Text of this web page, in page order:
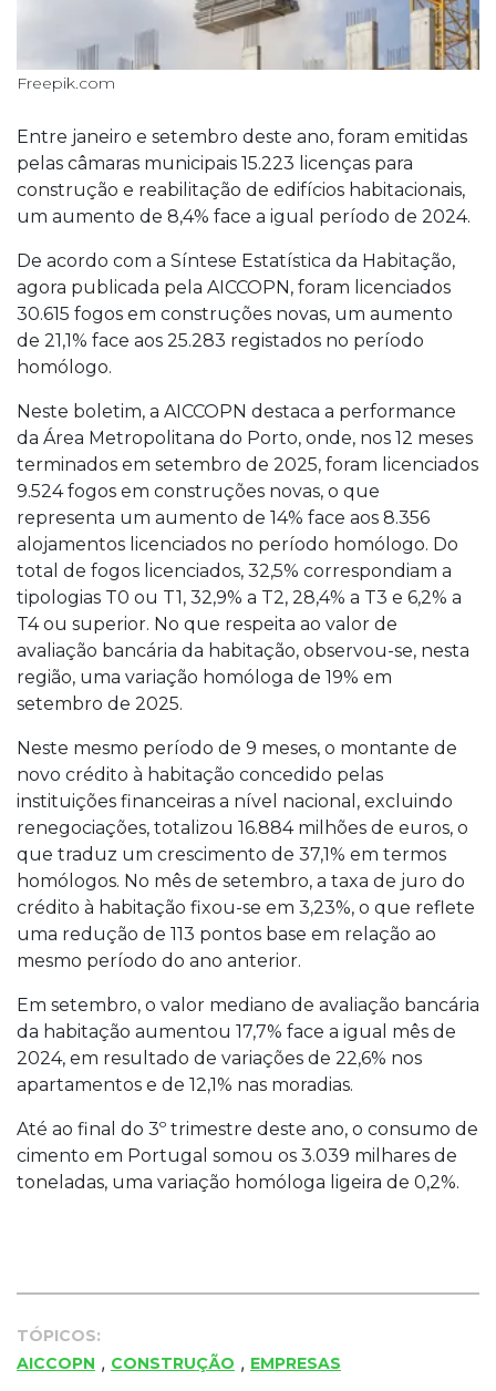
Freepik.com
Entre janeiro e setembro deste ano, foram emitidas
pelas câmaras municipais 15.223 licenças para
construção e reabilitação de edifícios habitacionais,
um aumento de 8,4% face a igual período de 2024.
De acordo com a Síntese Estatística da Habitação,
agora publicada pela AICCOPN, foram licenciados
30.615 fogos em construções novas, um aumento
de 21,1% face aos 25.283 registados no período
homólogo.
Neste boletim, a AICCOPN destaca a performance
da Área Metropolitana do Porto, onde, nos 12 meses
terminados em setembro de 2025, foram licenciados
9.524 fogos em construções novas, o que
representa um aumento de 14% face aos 8.356
alojamentos licenciados no período homólogo. Do
total de fogos licenciados, 32,5% correspondiam a
tipologias T0 ou T1, 32,9% a T2, 28,4% a T3 e 6,2% a
T4 ou superior. No que respeita ao valor de
avaliação bancária da habitação, observou-se, nesta
região, uma variação homóloga de 19% em
setembro de 2025.
Neste mesmo período de 9 meses, o montante de
novo crédito à habitação concedido pelas
instituições financeiras a nível nacional, excluindo
renegociações, totalizou 16.884 milhões de euros, o
que traduz um crescimento de 37,1% em termos
homólogos. No mês de setembro, a taxa de juro do
crédito à habitação fixou-se em 3,23%, o que reflete
uma redução de 113 pontos base em relação ao
mesmo período do ano anterior.
Em setembro, o valor mediano de avaliação bancária
da habitação aumentou 17,7% face a igual mês de
2024, em resultado de variações de 22,6% nos
apartamentos e de 12,1% nas moradias.
Até ao final do 3º trimestre deste ano, o consumo de
cimento em Portugal somou os 3.039 milhares de
toneladas, uma variação homóloga ligeira de 0,2%.
TÓPICOS:
AICCOPN , CONSTRUÇÃO , EMPRESAS